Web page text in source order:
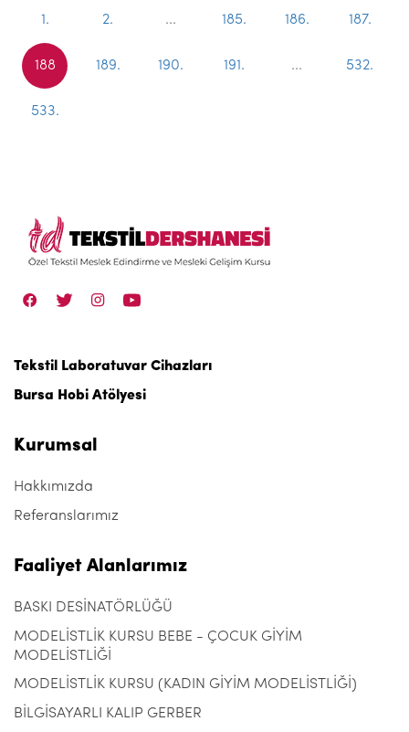
1. 2. ... 185. 186. 187.
188 189. 190. 191. ... 532.
533.
Tekstil Laboratuvar Cihazları
Bursa Hobi Atölyesi
Kurumsal
Hakkımızda
Referanslarımız
Faaliyet Alanlarımız
BASKI DESİNATÖRLÜĞÜ
MODELİSTLİK KURSU BEBE - ÇOCUK GİYİM
MODELİSTLİĞİ
MODELİSTLİK KURSU (KADIN GİYİM MODELİSTLİĞİ)
BİLGİSAYARLI KALIP GERBER